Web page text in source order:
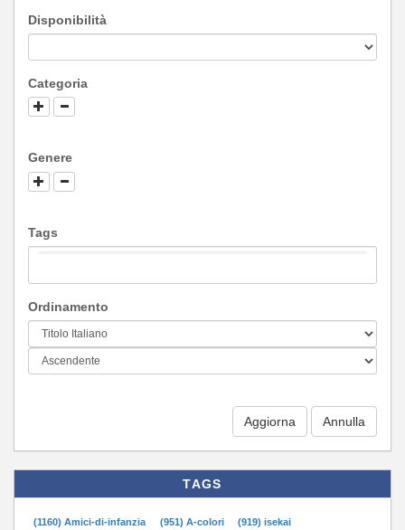
Disponibilità
Categoria
Genere
Tags
Ordinamento
Aggiorna
TAGS
(1160) Amici-di-infanzia (951) A-colori
(919) isekai